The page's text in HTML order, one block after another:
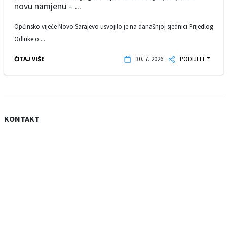
novu namjenu – ...
Općinsko vijeće Novo Sarajevo usvojilo je na današnjoj sjednici Prijedlog
Odluke o ...
ČITAJ VIŠE 30. 7. 2026. PODIJELI
KONTAKT